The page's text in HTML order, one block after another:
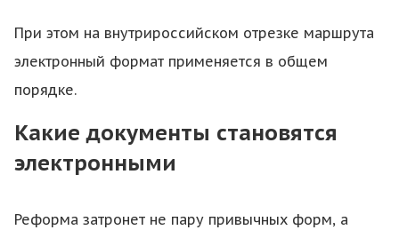
При этом на внутрироссийском отрезке маршрута
электронный формат применяется в общем
порядке.
Какие документы становятся
электронными
Реформа затронет не пару привычных форм, а